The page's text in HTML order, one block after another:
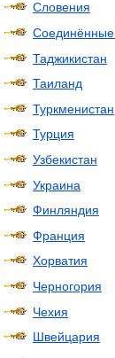
Словения
Таджикистан
Таиланд
Туркменистан
Турция
Узбекистан
Украина
Финляндия
Франция
Хорватия
Черногория
Чехия
Швейцария